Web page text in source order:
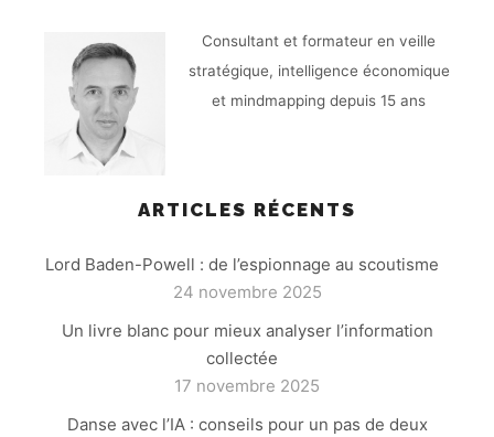
Consultant et formateur en veille
stratégique, intelligence économique
et mindmapping depuis 15 ans
ARTICLES RÉCENTS
Lord Baden-Powell : de l’espionnage au scoutisme
24 novembre 2025
Un livre blanc pour mieux analyser l’information
collectée
17 novembre 2025
Danse avec l’IA : conseils pour un pas de deux